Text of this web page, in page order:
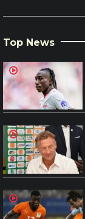
Top News